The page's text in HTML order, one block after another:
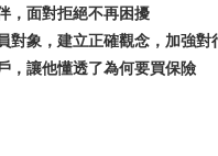
，面對拒絕不再困擾
對象，建立正確觀念，加強對
，讓他懂透了為何要買保險